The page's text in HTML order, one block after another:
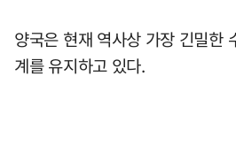
양국은 현재 역사상 가장 긴밀한
계를 유지하고 있다.